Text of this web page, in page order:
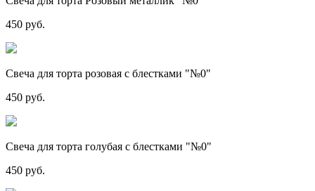
450 руб.
Свеча для торта розовая с блестками "№0"
450 руб.
Свеча для торта голубая с блестками "№0"
450 руб.